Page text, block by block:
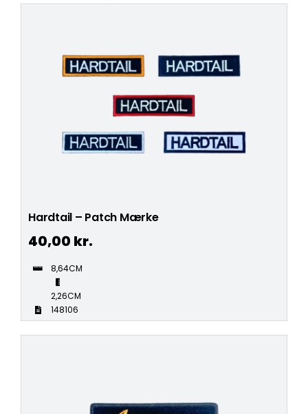
Hardtail – Patch Mærke
40,00 kr.
8,64CM
2,26CM
148106